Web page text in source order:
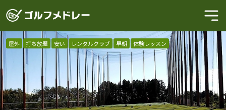
屋外 打ち放題 安い レンタルクラブ 早朝 体験レッスン